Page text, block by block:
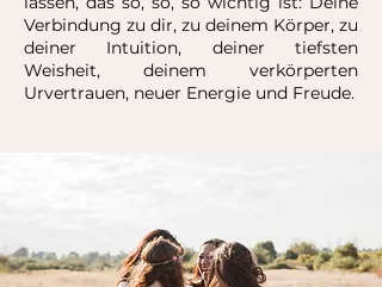
Verbindung zu dir, zu deinem Körper, zu
deiner Intuition, deiner tiefsten
Weisheit, deinem verkörperten
Urvertrauen, neuer Energie und Freude.